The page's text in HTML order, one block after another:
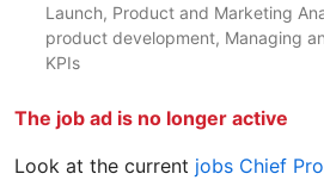
Launch, Product and Marketing
product development, Managing
KPIs
The job ad is no longer active
Look at the current jobs Chief